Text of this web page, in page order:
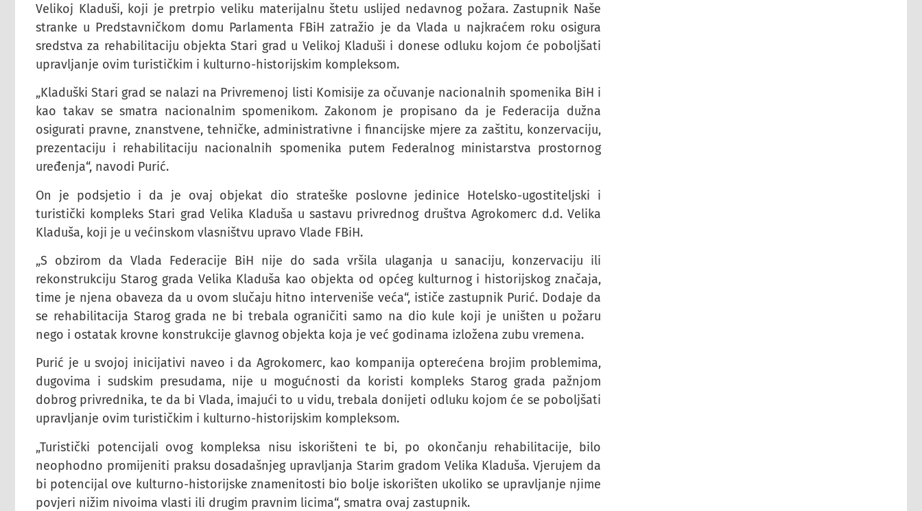
Velikoj Kladuši, koji je pretrpio veliku materijalnu štetu uslijed nedavnog požara. Zastupnik Naše
stranke u Predstavničkom domu Parlamenta FBiH zatražio je da Vlada u najkraćem roku osigura
sredstva za rehabilitaciju objekta Stari grad u Velikoj Kladuši i donese odluku kojom će poboljšati
upravljanje ovim turističkim i kulturno-historijskim kompleksom.
„Kladuški Stari grad se nalazi na Privremenoj listi Komisije za očuvanje nacionalnih spomenika BiH i
kao takav se smatra nacionalnim spomenikom. Zakonom je propisano da je Federacija dužna
osigurati pravne, znanstvene, tehničke, administrativne i financijske mjere za zaštitu, konzervaciju,
prezentaciju i rehabilitaciju nacionalnih spomenika putem Federalnog ministarstva prostornog
uređenja“, navodi Purić.
On je podsjetio i da je ovaj objekat dio strateške poslovne jedinice Hotelsko-ugostiteljski i
turistički kompleks Stari grad Velika Kladuša u sastavu privrednog društva Agrokomerc d.d. Velika
Kladuša, koji je u većinskom vlasništvu upravo Vlade FBiH.
„S obzirom da Vlada Federacije BiH nije do sada vršila ulaganja u sanaciju, konzervaciju ili
rekonstrukciju Starog grada Velika Kladuša kao objekta od općeg kulturnog i historijskog značaja,
time je njena obaveza da u ovom slučaju hitno interveniše veća“, ističe zastupnik Purić. Dodaje da
se rehabilitacija Starog grada ne bi trebala ograničiti samo na dio kule koji je uništen u požaru
nego i ostatak krovne konstrukcije glavnog objekta koja je već godinama izložena zubu vremena.
Purić je u svojoj inicijativi naveo i da Agrokomerc, kao kompanija opterećena brojim problemima,
dugovima i sudskim presudama, nije u mogućnosti da koristi kompleks Starog grada pažnjom
dobrog privrednika, te da bi Vlada, imajući to u vidu, trebala donijeti odluku kojom će se poboljšati
upravljanje ovim turističkim i kulturno-historijskim kompleksom.
„Turistički potencijali ovog kompleksa nisu iskorišteni te bi, po okončanju rehabilitacije, bilo
neophodno promijeniti praksu dosadašnjeg upravljanja Starim gradom Velika Kladuša. Vjerujem da
bi potencijal ove kulturno-historijske znamenitosti bio bolje iskorišten ukoliko se upravljanje njime
povjeri nižim nivoima vlasti ili drugim pravnim licima“, smatra ovaj zastupnik.